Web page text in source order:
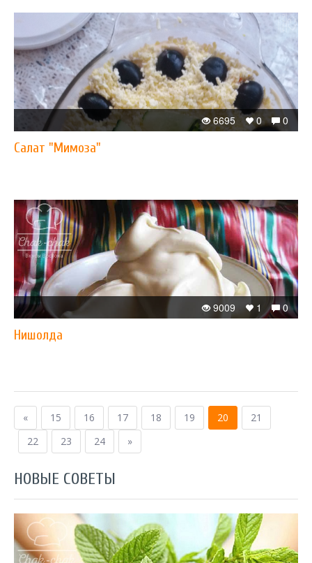
0
0
6695
Салат "Мимоза"
0
1
9009
Нишолда
« 15 16 17 18 19 20
21
22
23 24 »
НОВЫЕ СОВЕТЫ